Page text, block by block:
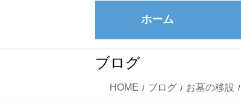
ホーム
ブログ
HOME ブログ お墓の移設